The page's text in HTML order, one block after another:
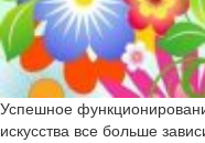
Успешное
искусства все больше